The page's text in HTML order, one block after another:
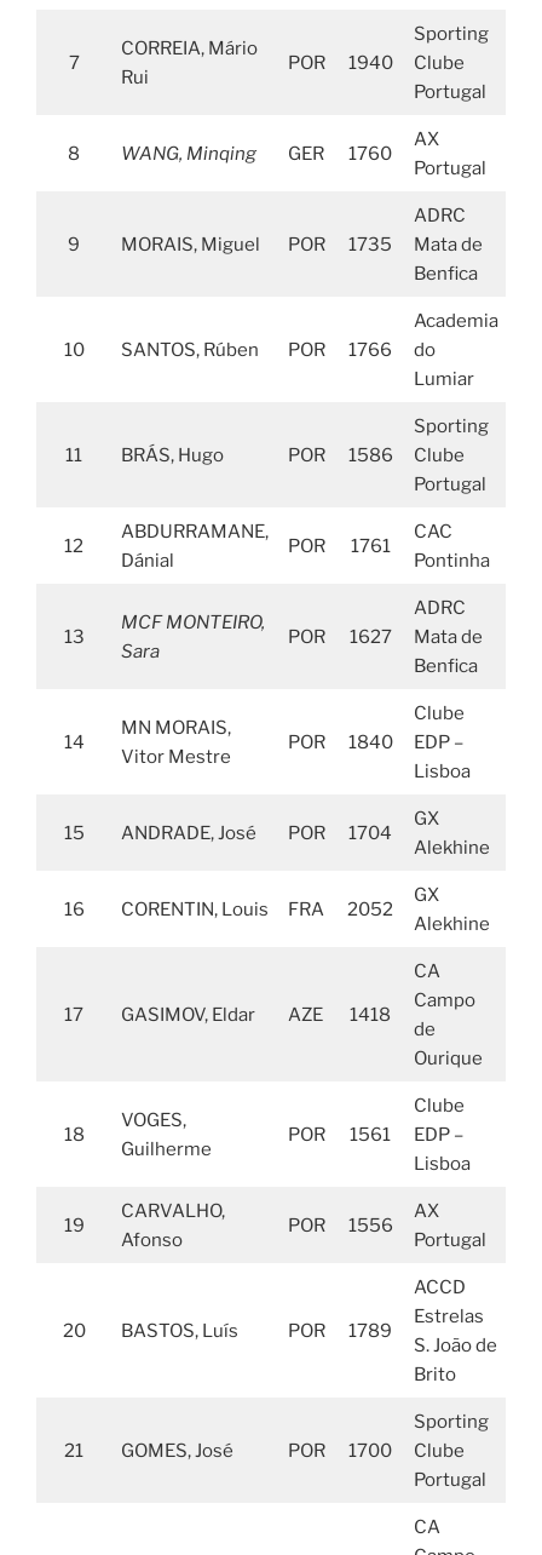
7
CORREIA, Mário
Rui
POR 1940
Sporting
Clube
Portugal
8 WANG, Minqing GER 1760
AX
Portugal
9 MORAIS, Miguel POR 1735
ADRC
Mata de
Benfica
10 SANTOS, Rúben POR 1766
Academia
do
Lumiar
11 BRÁS, Hugo POR 1586
Sporting
Clube
Portugal
12
ABDURRAMANE,
Dánial
POR 1761
CAC
Pontinha
13
MCF MONTEIRO,
Sara
POR 1627
ADRC
Mata de
Benfica
14
MN MORAIS,
Vitor Mestre
POR 1840
Clube
EDP –
Lisboa
15 ANDRADE, José POR 1704
GX
Alekhine
16 CORENTIN, Louis FRA 2052
GX
Alekhine
17 GASIMOV, Eldar AZE 1418
CA
Campo
de
Ourique
18
VOGES,
Guilherme
POR 1561
Clube
EDP –
Lisboa
19
CARVALHO,
Afonso
POR 1556
AX
Portugal
20 BASTOS, Luís POR 1789
ACCD
Estrelas
S. João de
Brito
21 GOMES, José POR 1700
Sporting
Clube
Portugal
CA